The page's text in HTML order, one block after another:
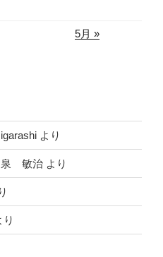
5月 »
igarashi より
泉 敏治 より
り